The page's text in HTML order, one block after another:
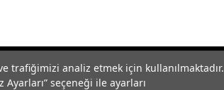
trafiğimizi analiz etmek için kullanılmaktadır.
seçeneği ile ayarları